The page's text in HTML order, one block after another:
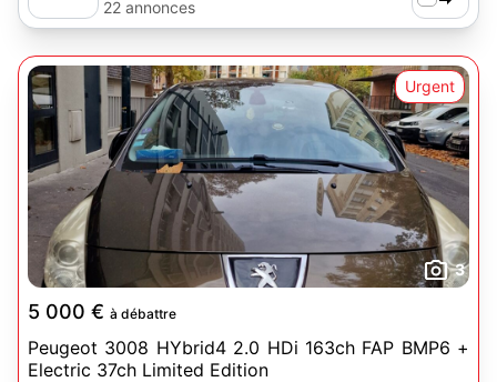
22 annonces
Urgent
3
5 000 € à débattre
Peugeot 3008 HYbrid4 2.0 HDi 163ch FAP BMP6 +
Electric 37ch Limited Edition